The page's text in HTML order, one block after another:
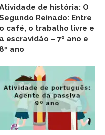
Atividade de história: O
Segundo Reinado: Entre
o café, o trabalho livre e
a escravidão – 7º ano e
8º ano